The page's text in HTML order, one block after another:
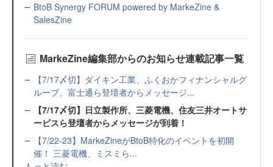
BtoB Synergy FORUM powered by MarkeZine &
SalesZine
MarkeZine編集部からのお知らせ連載記事一覧
【7/17〆切】ダイキン工業、ふくおかフィナンシャルグ
ループ、富士通ら登壇者からメッセージ...
【7/17〆切】日立製作所、三菱電機、住友三井オートサ
ービスら登壇者からメッセージが到着！
【7/22-23】MarkeZineがBtoB特化のイベントを初開
催！ 三菱電機、ミスミら...